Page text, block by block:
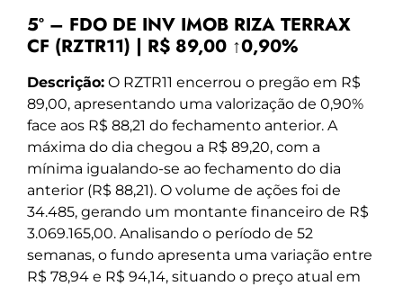
5º – FDO DE INV IMOB RIZA TERRAX
CF (RZTR11) | R$ 89,00 ↑0,90%
Descrição: O RZTR11 encerrou o pregão em R$
89,00, apresentando uma valorização de 0,90%
face aos R$ 88,21 do fechamento anterior. A
máxima do dia chegou a R$ 89,20, com a
mínima igualando-se ao fechamento do dia
anterior (R$ 88,21). O volume de ações foi de
34.485, gerando um montante financeiro de R$
3.069.165,00. Analisando o período de 52
semanas, o fundo apresenta uma variação entre
R$ 78,94 e R$ 94,14, situando o preço atual em